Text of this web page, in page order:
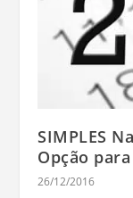
SIMPLES
Opção
26/12/2016